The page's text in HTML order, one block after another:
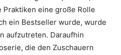
eine große Rolle
ein Bestseller wurde, wurde
aufzutreten. Daraufhin
die den Zuschauern